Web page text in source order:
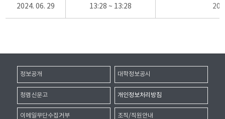
2024. 06. 29 13:28 ~ 13:28
정보공개 대학정보공시
청렴신문고 개인정보처리방침
이메일무단수집거부 조직/직원안내